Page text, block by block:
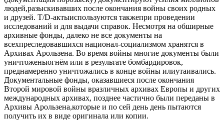
людей,разыскивавших после окончания войны своих родных
и друзей. T/D-актыиспользуются такжепри проведении
исследований и для выдачи справок. Несмотря на обширные
архивные фонды, далеко не все документы на
всехпреследовавшихся национал-социализмом хранятся в
Архивах Арользена. Во время войны многие документы были
уничтоженыогнём или в результате бомбардировок,
преднамеренно уничтожались в конце войны илиутаивались.
Документальные фонды, оказавшиеся после окончания
Второй мировой войны вразличных архивах Европы и других
международных архивах, позднее частично были переданы в
Архивы Арользена,которые и по сей день день пытаются
получить их в виде оригинала или копии.